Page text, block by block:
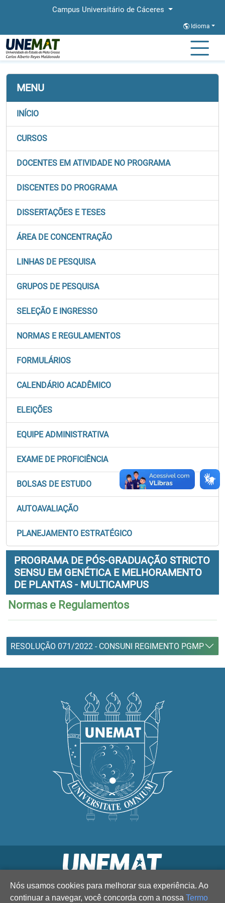
Campus Universitário de Cáceres
Idioma
Página Inicial
MENU
INÍCIO
CURSOS
DOCENTES EM ATIVIDADE NO PROGRAMA
DISCENTES DO PROGRAMA
DISSERTAÇÕES E TESES
ÁREA DE CONCENTRAÇÃO
LINHAS DE PESQUISA
GRUPOS DE PESQUISA
SELEÇÃO E INGRESSO
NORMAS E REGULAMENTOS
FORMULÁRIOS
CALENDÁRIO ACADÊMICO
ELEIÇÕES
EQUIPE ADMINISTRATIVA
EXAME DE PROFICIÊNCIA
BOLSAS DE ESTUDO
AUTOAVALIAÇÃO
PLANEJAMENTO ESTRATÉGICO
PROGRAMA DE PÓS-GRADUAÇÃO STRICTO
SENSU EM GENÉTICA E MELHORAMENTO
DE PLANTAS - MULTICAMPUS
Normas e Regulamentos
RESOLUÇÃO 071/2022 - CONSUNI REGIMENTO PGMP
Nós usamos cookies para melhorar sua experiência. Ao
continuar a navegar, você concorda com a nossa Termo